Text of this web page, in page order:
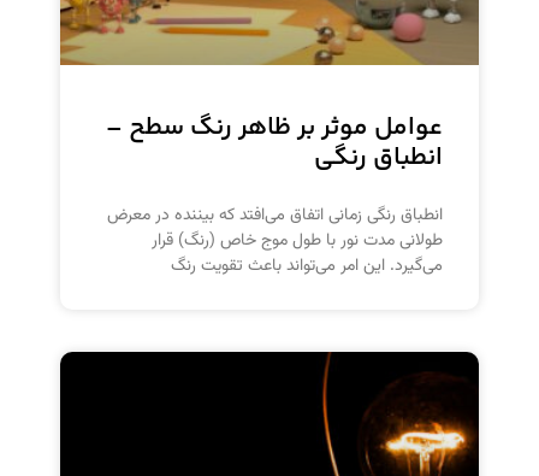
عوامل موثر بر ظاهر رنگ سطح –
انطباق رنگی
انطباق رنگی زمانی اتفاق می‌افتد که بیننده در معرض
طولانی مدت نور با طول موج خاص (رنگ) قرار
می‌گیرد. این امر می‌تواند باعث تقویت رنگ